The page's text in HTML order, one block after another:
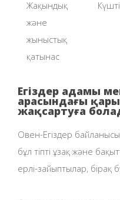
Жақындық
және
жыныстық
қатынас
Күшті
Егіздер адамы
арасындағы
жақсартуға
Овен-Егіздер байланысы
бұл тіпті ұзақ және
ерлі-зайыптылар,